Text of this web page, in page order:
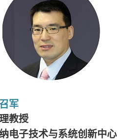
军
教授
电子技术与系统创新中心